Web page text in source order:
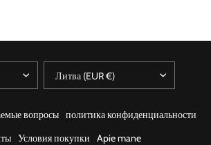
вопросы политика конфиденциальности
Условия покупки Apie mane